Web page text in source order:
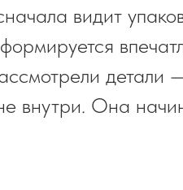
видит
детали
внутри. Она